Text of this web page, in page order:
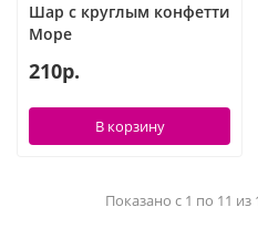
Шар с круглым конфетти
Море
210р.
В корзину
Показано с 1 по 11 из